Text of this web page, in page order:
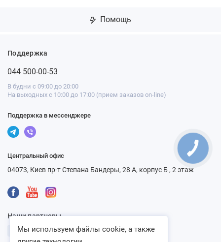
Помощь
Поддержка
044 500-00-53
В будни с 09:00 до 20:00
На выходных с 10:00 до 17:00 (прием заказов on-line)
Поддержка в мессенджере
Центральный офис
04073, Киев пр-т Степана Бандеры, 28 А, корпус Б , 2 этаж
Наши партнеры
Мы используем файлы cookie, а также